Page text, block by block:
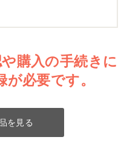
購入の手続きに
必要です。
を見る